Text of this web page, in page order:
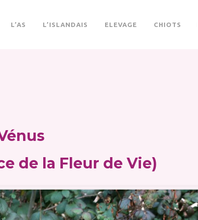
L’AS L’ISLANDAIS ELEVAGE CHIOTS
de la Fleur de Vie)